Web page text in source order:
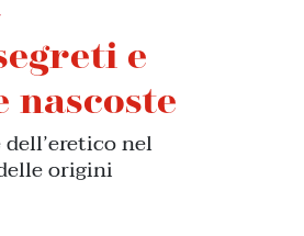
e
nascoste
nel
origini